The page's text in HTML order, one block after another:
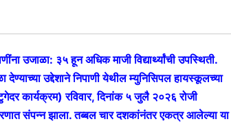
उजाळा: ३५ हून अधिक माजी विद्यार्थ्यांची उपस्थिती.
उद्देशाने निपाणी येथील म्युनिसिपल हायस्कूलच्या
कार्यक्रम) रविवार, दिनांक ५ जुलै २०२६ रोजी
संपन्न झाला. तब्बल चार दशकांनंतर एकत्र आलेल्या या